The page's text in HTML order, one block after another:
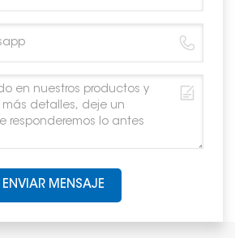
ENVIAR MENSAJE